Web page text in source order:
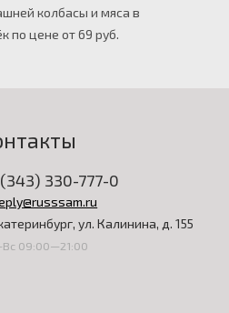
колбасы и мяса в
по цене от 69 руб.
330-777-0
ул. Калинина, д. 155
09:00—21:00